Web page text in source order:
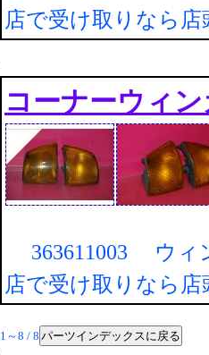
店で受け取りなら店
コーナーウィ
363611003 ウィ
店で受け取りなら店
1～8 / 8 パーツインデックスに戻る